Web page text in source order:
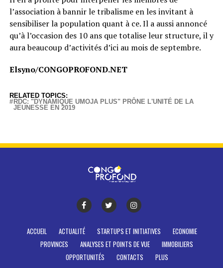
l’association à bannir le tribalisme en les invitant à
sensibiliser la population quant à ce. Il a aussi annoncé
qu’à l’occasion des 10 ans que totalise leur structure, il y
aura beaucoup d’activités d’ici au mois de septembre.
Elsyno/CONGOPROFOND.NET
RELATED TOPICS:
RDC: "DYNAMIQUE UMOJA PLUS" PRÔNE L'UNITÉ DE LA
JEUNESSE EN 2019
ACCUEIL ACTUALITÉ STARTUPS ET INITIATIVES
ECONOMIE
PROVINCES
ANALYSES ET POINTS DE VUE
IMMOBILIERS
OPPORTUNITÉS
CONTACTS PLUS